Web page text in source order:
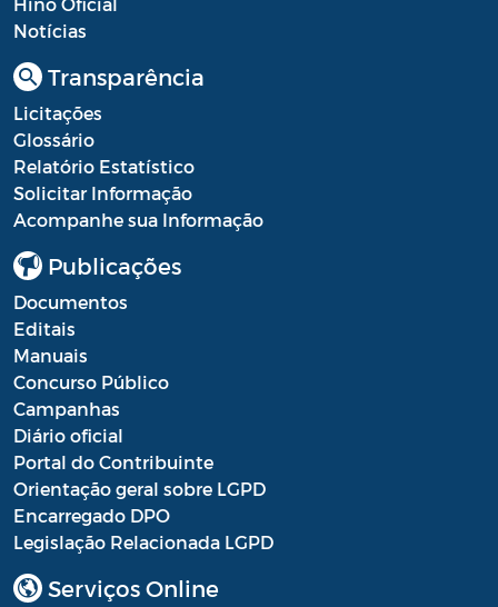
Notícias
Transparência
Licitações
Glossário
Relatório Estatístico
Solicitar Informação
Acompanhe sua Informação
Publicações
Documentos
Editais
Manuais
Concurso Público
Campanhas
Diário oficial
Portal do Contribuinte
Orientação geral sobre LGPD
Encarregado DPO
Legislação Relacionada LGPD
Serviços Online